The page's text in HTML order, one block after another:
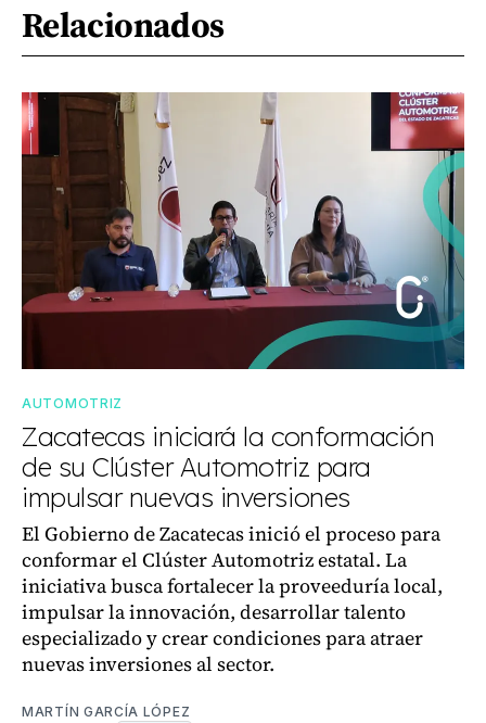
Relacionados
AUTOMOTRIZ
Zacatecas iniciará la conformación
de su Clúster Automotriz para
impulsar nuevas inversiones
El Gobierno de Zacatecas inició el proceso para
conformar el Clúster Automotriz estatal. La
iniciativa busca fortalecer la proveeduría local,
impulsar la innovación, desarrollar talento
especializado y crear condiciones para atraer
nuevas inversiones al sector.
MARTÍN GARCÍA LÓPEZ